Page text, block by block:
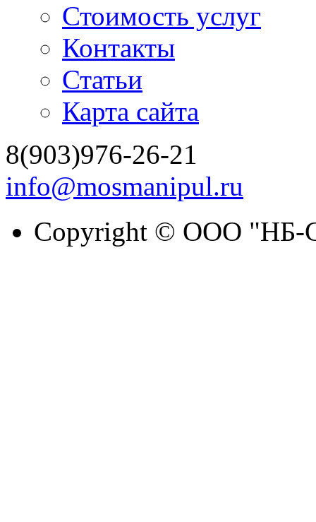
Стоимость услуг
Контакты
Статьи
Карта сайта
8(903)976-26-21
info@mosmanipul.ru
Copyright © ООО "НБ-